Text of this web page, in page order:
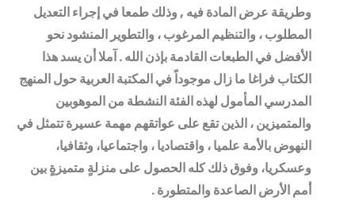
وطريقة عرض المادة فيه , وذلك طمعا في إجراء التعديل
المطلوب ، والتنظيم المرغوب ، والتطوير المنشود نحو
الأفضل في الطبعات القادمة بإذن الله . آملا أن يسد هذا
الكتاب فراغا ما زال موجوداً في المكتبة العربية حول المنهج
المدرسي المأمول لهذه الفئة النشطة من الموهوبين
والمتميزين ، الذين تقع على عواتقهم مهمة عسيرة تتمثل في
النهوض بالأمة علميا ، واقتصاديا ، واجتماعيا، وثقافيا،
وعسكريا، وفوق ذلك كله الحصول على منزلةٍ متميزةٍ بين
أمم الأرض الصاعدة والمتطورة.